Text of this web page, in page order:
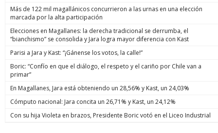
Más de 122 mil magallánicos concurrieron a las urnas en una elección
marcada por la alta participación
Elecciones en Magallanes: la derecha tradicional se derrumba, el
“bianchismo” se consolida y Jara logra mayor diferencia con Kast
Parisi a Jara y Kast: “¡Gánense los votos, la calle!”
Boric: “Confío en que el diálogo, el respeto y el cariño por Chile van a
primar”
En Magallanes, Jara está obteniendo un 28,56% y Kast, un 24,03%
Cómputo nacional: Jara concita un 26,71% y Kast, un 24,12%
Con su hija Violeta en brazos, Presidente Boric votó en el Liceo Industrial